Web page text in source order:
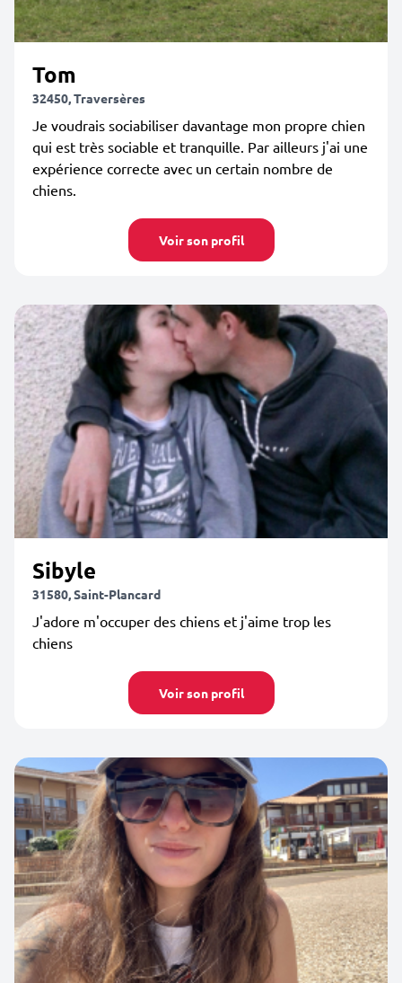
Tom
32450, Traversères
Je voudrais sociabiliser davantage mon propre chien
qui est très sociable et tranquille. Par ailleurs j'ai une
expérience correcte avec un certain nombre de
chiens.
Voir son profil
Sibyle
31580, Saint-Plancard
J'adore m'occuper des chiens et j'aime trop les
chiens
Voir son profil